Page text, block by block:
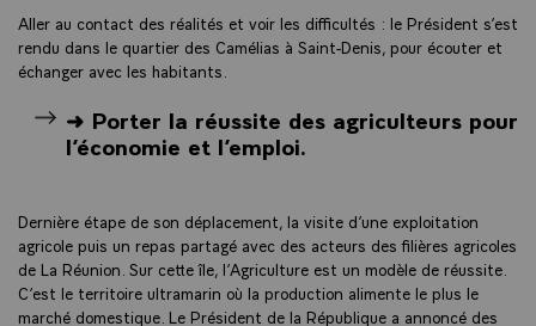
Aller au contact des réalités et voir les difficultés : le Président s’est
rendu dans le quartier des Camélias à Saint-Denis, pour écouter et
échanger avec les habitants.
➜ Porter la réussite des agriculteurs pour
l’économie et l’emploi.
Dernière étape de son déplacement, la visite d’une exploitation
agricole puis un repas partagé avec des acteurs des filières agricoles
de La Réunion. Sur cette île, l’Agriculture est un modèle de réussite.
C’est le territoire ultramarin où la production alimente le plus le
marché domestique. Le Président de la République a annoncé des